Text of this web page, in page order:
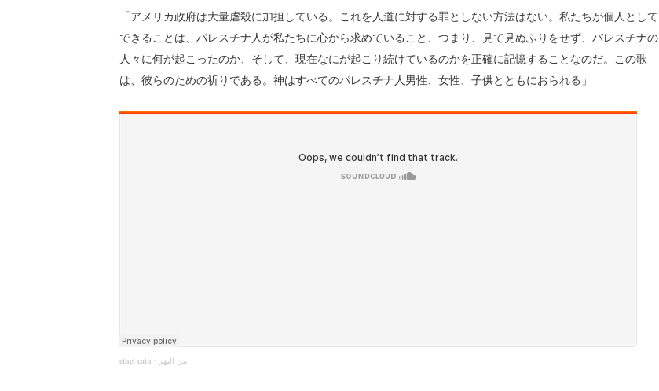
「アメリカ政府は大量虐殺に加担している。これを人道に対する罪としない方法はない。私たちが個人として
できることは、パレスチナ人が私たちに心から求めていること、つまり、見て見ぬふりをせず、パレスチナの
人々に何が起こったのか、そして、現在なにが起こり続けているのかを正確に記憶することなのだ。この歌
は、彼らのための祈りである。神はすべてのパレスチナ人男性、女性、子供とともにおられる」
𝐞𝐭𝐡𝐞𝐥 𝐜𝐚𝐢𝐧 · من النهر